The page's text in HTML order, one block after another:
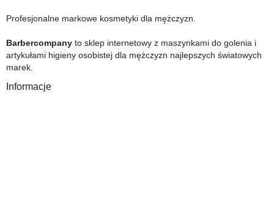
Profesjonalne markowe kosmetyki dla mężczyzn.
Barbercompany to sklep internetowy z maszynkami do golenia i
artykułami higieny osobistej dla mężczyzn najlepszych światowych
marek.
Informacje